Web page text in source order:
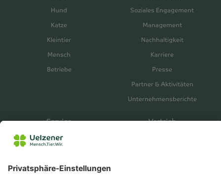
Hund
Katze
Kleintier
Mensch
Betriebe
Soziales Engagement
Management
Nachhaltigkeit
Karriere
Presse
Partner & Aktivitäten
Unternehmensberichte
Service
Serviceportal
Zahlungsverkehr
Vertrieb